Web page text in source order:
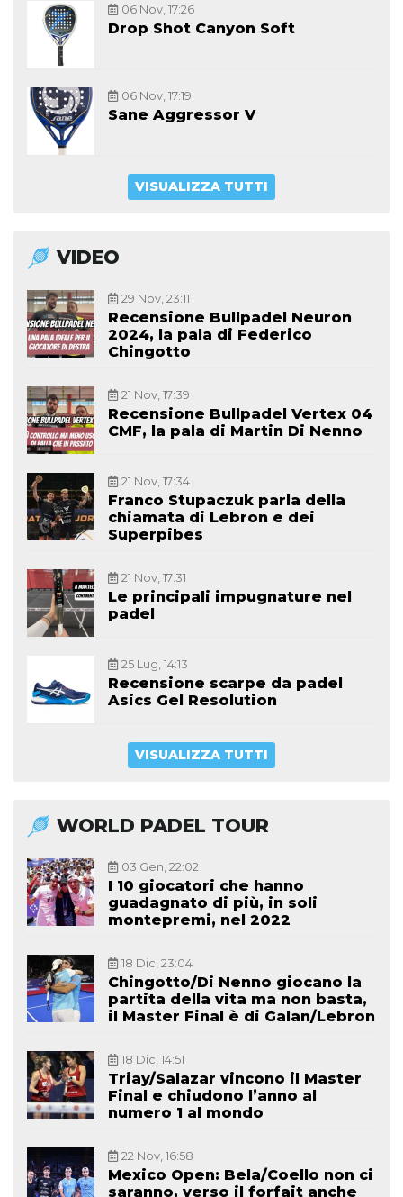
06 Nov, 17:26
Drop Shot Canyon Soft
06 Nov, 17:19
Sane Aggressor V
VISUALIZZA TUTTI
VIDEO
29 Nov, 23:11
Recensione Bullpadel Neuron
2024, la pala di Federico
Chingotto
21 Nov, 17:39
Recensione Bullpadel Vertex 04
CMF, la pala di Martin Di Nenno
21 Nov, 17:34
Franco Stupaczuk parla della
chiamata di Lebron e dei
Superpibes
21 Nov, 17:31
Le principali impugnature nel
padel
25 Lug, 14:13
Recensione scarpe da padel
Asics Gel Resolution
VISUALIZZA TUTTI
WORLD PADEL TOUR
03 Gen, 22:02
I 10 giocatori che hanno
guadagnato di più, in soli
montepremi, nel 2022
18 Dic, 23:04
Chingotto/Di Nenno giocano la
partita della vita ma non basta,
il Master Final è di Galan/Lebron
18 Dic, 14:51
Triay/Salazar vincono il Master
Final e chiudono l’anno al
numero 1 al mondo
22 Nov, 16:58
Mexico Open: Bela/Coello non ci
saranno, verso il forfait anche